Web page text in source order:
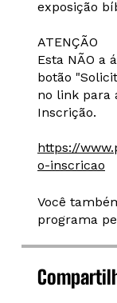
exposição
ATENÇÃO
Esta NÃO a
botão
no link para
Inscrição.
https://
o-inscricao
Você
programa